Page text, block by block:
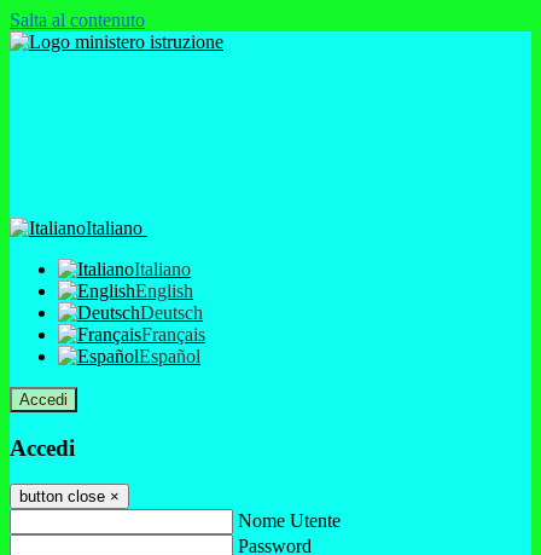
Salta al contenuto
Italiano
Italiano
English
Deutsch
Français
Español
Accedi
Accedi
button close ×
Nome Utente
Password